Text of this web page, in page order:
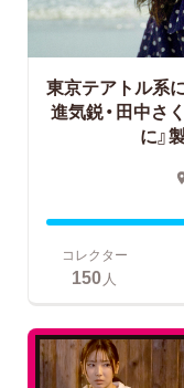
東京テアトル系
進気鋭・田中さ
に』
コレクター
150人